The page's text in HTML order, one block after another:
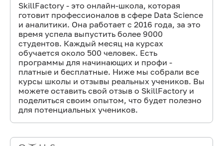
SkillFactory - это онлайн-школа, которая
готовит профессионалов в сфере Data Science
и аналитики. Она работает с 2016 года, за это
время успела выпустить более 9000
студентов. Каждый месяц на курсах
обучается около 500 человек. Есть
программы для начинающих и профи -
платные и бесплатные. Ниже мы собрали все
курсы школы и отзывы реальных учеников. Вы
можете оставить свой отзыв о SkillFactory и
поделиться своим опытом, что будет полезно
для потенциальных учеников.